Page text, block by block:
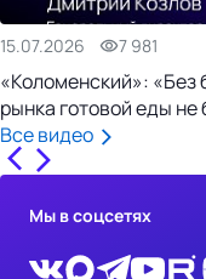
15.07.2026 7 981
«Коломенский»: «Без
рынка готовой еды не
Все видео
Мы в соцсетях